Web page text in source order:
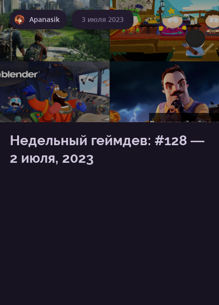
Apanasik 3 июля 2023
Недельный геймдев: #128 —
2 июля, 2023